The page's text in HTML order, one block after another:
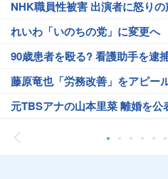
NHK職員性被害 出演者に怒りの
れいわ「いのちの党」に変更へ
90歳患者を殴る? 看護助手を逮
藤原竜也「労務改善」をアピー
元TBSアナの山本里菜 離婚を公